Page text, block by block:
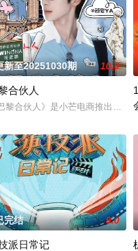
档职业生活智慧脱口秀”。是湖
新至20251030期 10.0
合伙人
黎合伙人》是小芒电商推出的青
完结 9.0
派日常记